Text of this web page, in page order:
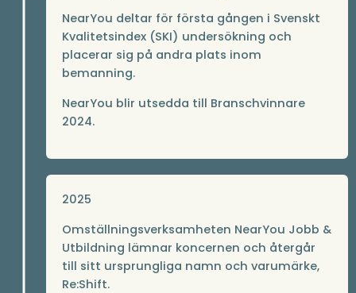
NearYou deltar för första gången i Svenskt
Kvalitetsindex (SKI) undersökning och
placerar sig på andra plats inom
bemanning.
NearYou blir utsedda till Branschvinnare
2024.
2025
Omställningsverksamheten NearYou Jobb &
Utbildning lämnar koncernen och återgår
till sitt ursprungliga namn och varumärke,
Re:Shift.